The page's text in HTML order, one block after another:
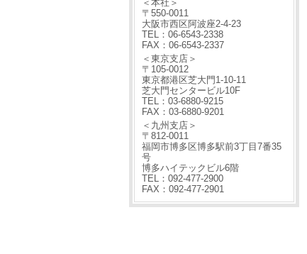
＜本社＞
〒550-0011
大阪市西区阿波座2-4-23
TEL：06-6543-2338
FAX：06-6543-2337
＜東京支店＞
〒105-0012
東京都港区芝大門1-10-11
芝大門センタービル10F
TEL：03-6880-9215
FAX：03-6880-9201
＜九州支店＞
〒812-0011
福岡市博多区博多駅前3丁目7番35
号
博多ハイテックビル6階
TEL：092-477-2900
FAX：092-477-2901